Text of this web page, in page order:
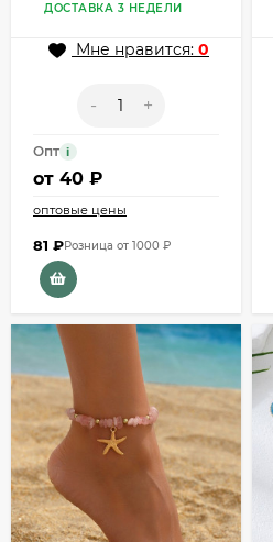
ДОСТАВКА 3 НЕДЕЛИ
Мне нравится: 0
- +
Опт i
от 40 ₽
оптовые цены
81 ₽Розница от 1000 ₽